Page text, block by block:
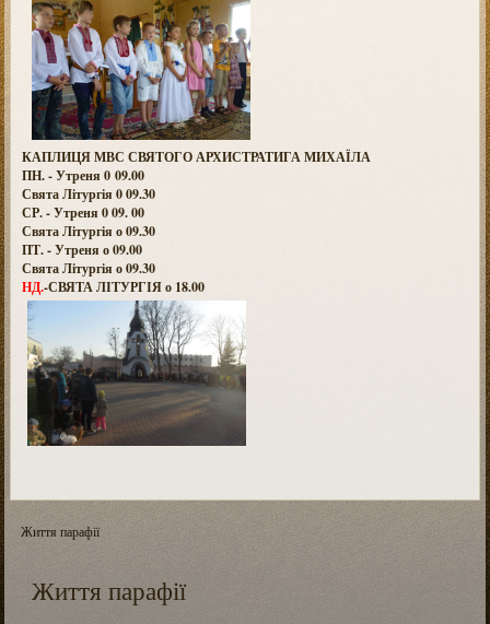
КАПЛИЦЯ МВС СВЯТОГО АРХИСТРАТИГА МИХАЇЛА
ПН. - Утреня 0 09.00
Свята Літургія 0 09.30
СР. - Утреня 0 09. 00
Свята Літургія о 09.30
ПТ. - Утреня о 09.00
Свята Літургія о 09.30
НД.-СВЯТА ЛІТУРГІЯ о 18.00
Життя парафії
Життя парафії